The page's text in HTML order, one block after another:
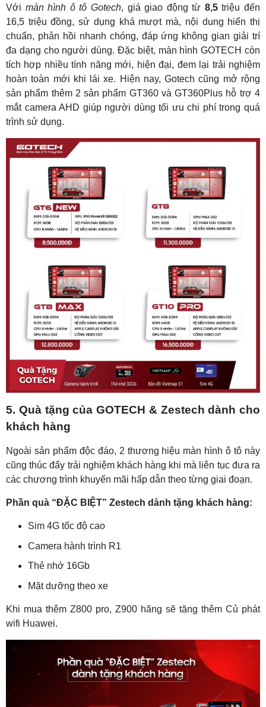
Với màn hình ô tô Gotech, giá giao động từ 8,5triệu đến
16,5 triệu đồng, sử dụng khá mượt mà, nội dung hiển thị
chuẩn, phản hồi nhanh chóng, đáp ứng không gian giải trí
đa dạng cho người dùng. Đặc biệt, màn hình GOTECH còn
tích hợp nhiều tính năng mới, hiện đại, đem lại trải nghiệm
hoàn toàn mới khi lái xe. Hiện nay, Gotech cũng mở rộng
sản phẩm thêm 2 sản phẩm GT360 và GT360Plus hỗ trợ 4
mắt camera AHD giúp người dùng tối ưu chi phí trong quá
trình sử dụng.
5. Quà tặng của GOTECH & Zestech dành cho
khách hàng
Ngoài sản phẩm độc đáo, 2 thương hiệu màn hình ô tô này
cũng thúc đẩy trải nghiệm khách hàng khi mà liên tục đưa ra
các chương trình khuyến mãi hấp dẫn theo từng giai đoạn.
Phần quà “ĐẶC BIỆT” Zestech dành tặng khách hàng:
Sim 4G tốc độ cao
Camera hành trình R1
Thẻ nhớ 16Gb
Mặt dưỡng theo xe
Khi mua thêm Z800 pro, Z900 hãng sẽ tặng thêm Củ phát
wifi Huawei.